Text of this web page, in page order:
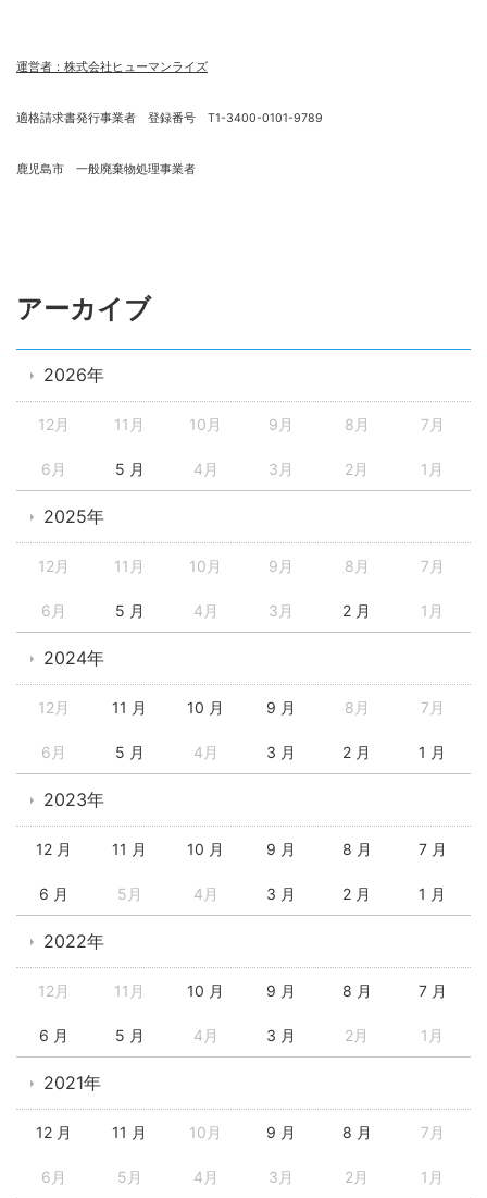
運営者：株式会社ヒューマンライズ
適格請求書発行事業者 登録番号 T1-3400-0101-9789
鹿児島市 一般廃棄物処理事業者
アーカイブ
2026年
12月 11月 10月 9月 8月 7月
6月 5 月 4月 3月 2月 1月
2025年
12月 11月 10月 9月 8月 7月
6月 5 月 4月 3月 2 月 1月
2024年
12月 11 月 10 月 9 月 8月 7月
6月 5 月 4月 3 月 2 月 1 月
2023年
12 月 11 月 10 月 9 月 8 月 7 月
6 月 5月 4月 3 月 2 月 1 月
2022年
12月 11月 10 月 9 月 8 月 7 月
6 月 5 月 4月 3 月 2月 1月
2021年
12 月 11 月 10月 9 月 8 月 7月
6月 5月 4月 3月 2月 1月